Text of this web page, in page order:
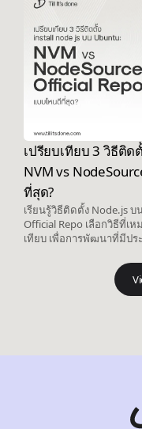
เปรียบเทียบ 3 วิธีติ
NVM vs
ที่สุด?
เรียนรู้วิธีติดตั้ง Node.js
Official Repo เลือกวิธีที่เ
เทียบ เพื่อการพัฒนาที่มีป